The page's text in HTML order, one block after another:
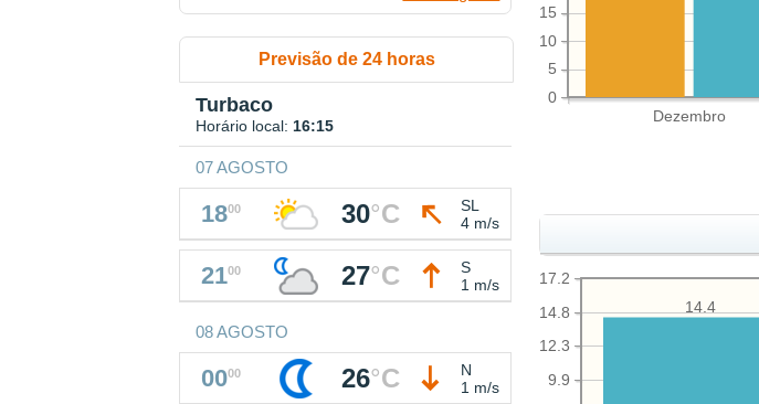
Dezembro
0
5
10
15
9.9
12.3
14.8
17.2
14.4
Previsão de 24 horas
Turbaco
Horário local: 16:15
07 AGOSTO
1800 30°C
SL
4 m/s
2100 27°C
S
1 m/s
08 AGOSTO
0000 26°C
N
1 m/s